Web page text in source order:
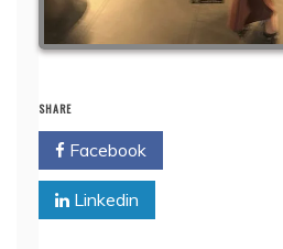
SHARE
Facebook
Linkedin